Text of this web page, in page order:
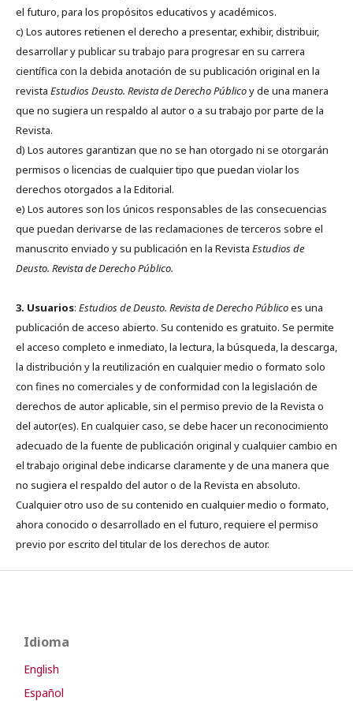
el futuro, para los propósitos educativos y académicos.
c) Los autores retienen el derecho a presentar, exhibir, distribuir,
desarrollar y publicar su trabajo para progresar en su carrera
científica con la debida anotación de su publicación original en la
revista Estudios Deusto. Revista de Derecho Públicoy de una manera
que no sugiera un respaldo al autor o a su trabajo por parte de la
Revista.
d) Los autores garantizan que no se han otorgado ni se otorgarán
permisos o licencias de cualquier tipo que puedan violar los
derechos otorgados a la Editorial.
e) Los autores son los únicos responsables de las consecuencias
que puedan derivarse de las reclamaciones de terceros sobre el
manuscrito enviado y su publicación en la Revista Estudios de
Deusto. Revista de Derecho Público.
3. Usuarios: Estudios de Deusto. Revista de Derecho Públicoes una
publicación de acceso abierto. Su contenido es gratuito. Se permite
el acceso completo e inmediato, la lectura, la búsqueda, la descarga,
la distribución y la reutilización en cualquier medio o formato solo
con fines no comerciales y de conformidad con la legislación de
derechos de autor aplicable, sin el permiso previo de la Revista o
del autor(es). En cualquier caso, se debe hacer un reconocimiento
adecuado de la fuente de publicación original y cualquier cambio en
el trabajo original debe indicarse claramente y de una manera que
no sugiera el respaldo del autor o de la Revista en absoluto.
Cualquier otro uso de su contenido en cualquier medio o formato,
ahora conocido o desarrollado en el futuro, requiere el permiso
previo por escrito del titular de los derechos de autor.
Idioma
English
Español